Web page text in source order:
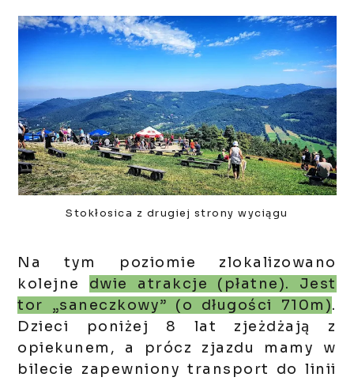
Stokłosica z drugiej strony wyciągu
Na tym poziomie zlokalizowano
kolejne dwie atrakcje (płatne). Jest
tor „saneczkowy” (o długości 710m).
Dzieci poniżej 8 lat zjeżdżają z
opiekunem, a prócz zjazdu mamy w
bilecie zapewniony transport do linii